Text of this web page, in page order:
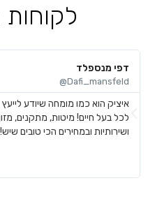
לקוחות
דפי מנספלד
Dafi_mansfeld@
איציק הוא כמו מומחה שיודע
לכל בעל חיים! מיטות, מתקנים,
ושירותיות ובמחירים הכי טובים